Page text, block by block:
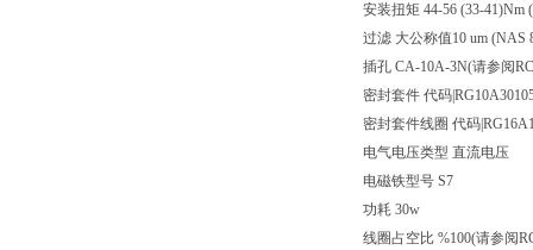
安装扭矩 44-56 (33-41)Nm
过滤 大公称值10 um (NAS
插孔 CA-10A-3N(请参阅
密封套件 代码
密封套件线圈 代码
电气电压类型 直流电压
电磁铁型号 S7
功耗 30w
线圈占空比 %100(请参阅